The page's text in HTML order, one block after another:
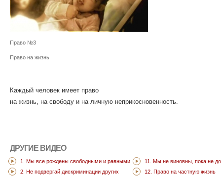
Право №3
Право на жизнь
Каждый человек имеет право
на жизнь, на свободу и на личную неприкосновенность.
ДРУГИЕ ВИДЕО
1. Мы все рождены свободными и равными
2. Не подвергай дискриминации других
11. Мы не виновны, пока не
12. Право на частную жизнь